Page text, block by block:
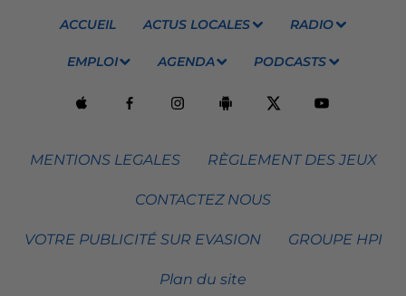
ACCUEIL ACTUS LOCALES RADIO
EMPLOI AGENDA PODCASTS
MENTIONS LEGALES RÈGLEMENT DES JEUX
CONTACTEZ NOUS
VOTRE PUBLICITÉ SUR EVASION GROUPE HPI
Plan du site